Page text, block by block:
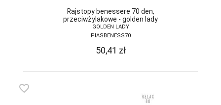
KONRAD
KOSTAR
Rajstopy benessere 70 den,
przeciwżylakowe - golden lady
GOLDEN LADY
PIASBENESS70
50,41 zł
favorite_border